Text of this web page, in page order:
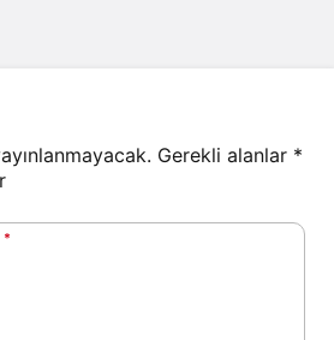
Gerekli alanlar *
*